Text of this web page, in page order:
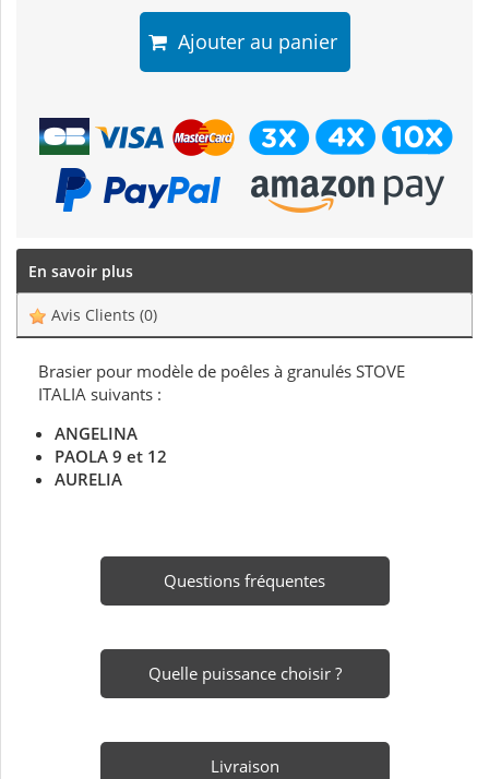
Ajouter au panier
En savoir plus
Avis Clients (0)
Brasier pour modèle de poêles à granulés STOVE
ITALIA suivants :
ANGELINA
PAOLA 9 et 12
AURELIA
Questions fréquentes
Quelle puissance choisir ?
Livraison